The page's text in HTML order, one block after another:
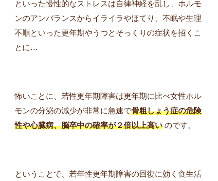
といった慢性的なストレスは自律神経を乱し、ホルモ
ンのアンバランスからイライラやほてり、不眠や生理
不順といった更年期やうつとそっくりの症状を招くこ
とに…
怖いことに、若性更年期障害は更年期に比べ女性ホル
モンの分泌の減少が非常に急速で骨粗しょう症の危険
性や心臓病、脳卒中の確率が２倍以上高い のです。
ということで、若年性更年期障害の回復に効く食生活